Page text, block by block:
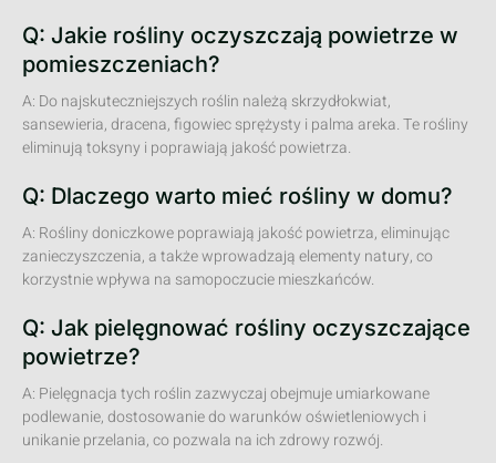
Q: Jakie rośliny oczyszczają powietrze w
pomieszczeniach?
A: Do najskuteczniejszych roślin należą skrzydłokwiat,
sansewieria, dracena, figowiec sprężysty i palma areka. Te rośliny
eliminują toksyny i poprawiają jakość powietrza.
Q: Dlaczego warto mieć rośliny w domu?
A: Rośliny doniczkowe poprawiają jakość powietrza, eliminując
zanieczyszczenia, a także wprowadzają elementy natury, co
korzystnie wpływa na samopoczucie mieszkańców.
Q: Jak pielęgnować rośliny oczyszczające
powietrze?
A: Pielęgnacja tych roślin zazwyczaj obejmuje umiarkowane
podlewanie, dostosowanie do warunków oświetleniowych i
unikanie przelania, co pozwala na ich zdrowy rozwój.